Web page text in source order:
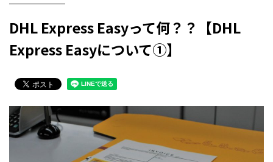
DHL Express Easyって何？？【DHL
Express Easyについて①】